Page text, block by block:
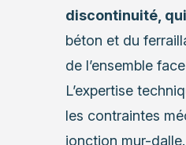
discontinuité,
béton et du
de l’ensemble
L’expertise
les contraintes
jonction mur-